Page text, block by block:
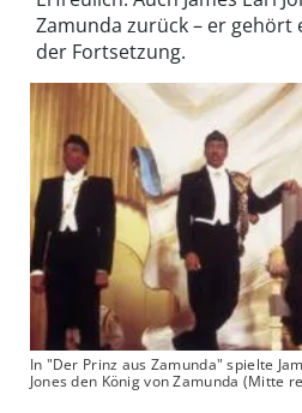
Zamunda zurück – er gehört
der Fortsetzung.
In "Der Prinz aus Zamunda" spielte
Jones den König von Zamunda (Mitte